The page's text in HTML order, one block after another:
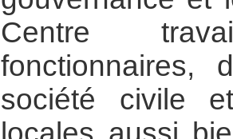
Centre
fonctionnaires,
société civile